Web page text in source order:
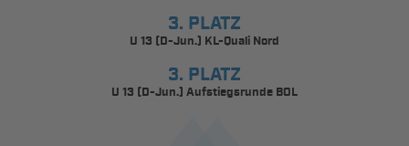
3. PLATZ
U 13 (D-Jun.) KL-Quali Nord
3. PLATZ
U 13 (D-Jun.) Aufstiegsrunde BOL